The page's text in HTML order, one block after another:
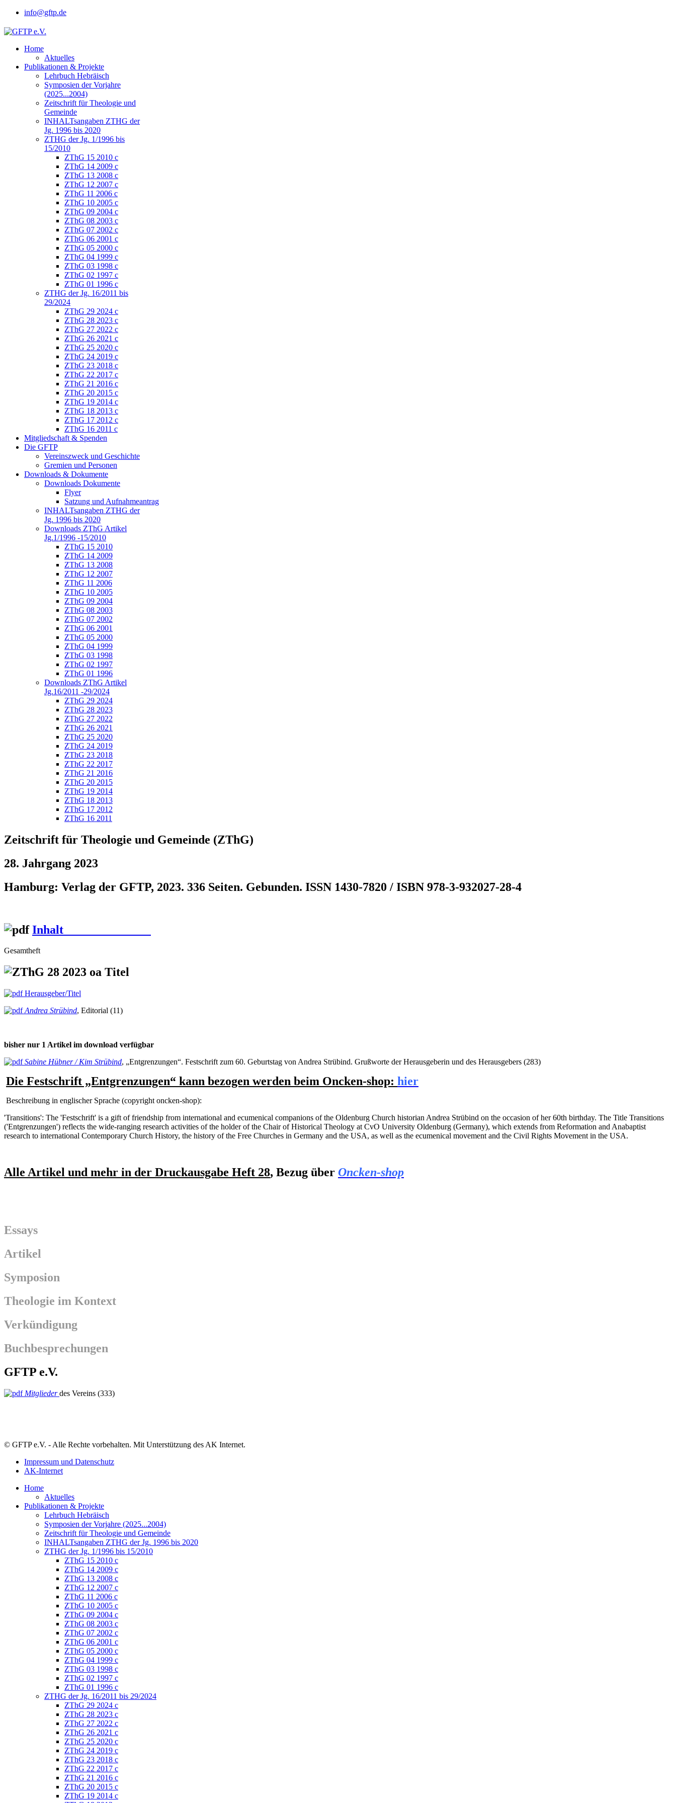
info@gftp.de
Home
Aktuelles
Publikationen & Projekte
Lehrbuch Hebräisch
Symposien der Vorjahre
(2025...2004)
Zeitschrift für Theologie und
Gemeinde
INHALTsangaben ZTHG der
Jg. 1996 bis 2020
ZTHG der Jg. 1/1996 bis
15/2010
ZThG 15 2010 c
ZThG 14 2009 c
ZThG 13 2008 c
ZThG 12 2007 c
ZThG 11 2006 c
ZThG 10 2005 c
ZThG 09 2004 c
ZThG 08 2003 c
ZThG 07 2002 c
ZThG 06 2001 c
ZThG 05 2000 c
ZThG 04 1999 c
ZThG 03 1998 c
ZThG 02 1997 c
ZThG 01 1996 c
ZTHG der Jg. 16/2011 bis
29/2024
ZThG 29 2024 c
ZThG 28 2023 c
ZThG 27 2022 c
ZThG 26 2021 c
ZThG 25 2020 c
ZThG 24 2019 c
ZThG 23 2018 c
ZThG 22 2017 c
ZThG 21 2016 c
ZThG 20 2015 c
ZThG 19 2014 c
ZThG 18 2013 c
ZThG 17 2012 c
ZThG 16 2011 c
Mitgliedschaft & Spenden
Die GFTP
Vereinszweck und Geschichte
Gremien und Personen
Downloads & Dokumente
Downloads Dokumente
Flyer
Satzung und Aufnahmeantrag
INHALTsangaben ZTHG der
Jg. 1996 bis 2020
Downloads ZThG Artikel
Jg.1/1996 -15/2010
ZThG 15 2010
ZThG 14 2009
ZThG 13 2008
ZThG 12 2007
ZThG 11 2006
ZThG 10 2005
ZThG 09 2004
ZThG 08 2003
ZThG 07 2002
ZThG 06 2001
ZThG 05 2000
ZThG 04 1999
ZThG 03 1998
ZThG 02 1997
ZThG 01 1996
Downloads ZThG Artikel
Jg.16/2011 -29/2024
ZThG 29 2024
ZThG 28 2023
ZThG 27 2022
ZThG 26 2021
ZThG 25 2020
ZThG 24 2019
ZThG 23 2018
ZThG 22 2017
ZThG 21 2016
ZThG 20 2015
ZThG 19 2014
ZThG 18 2013
ZThG 17 2012
ZThG 16 2011
Zeitschrift für Theologie und Gemeinde (ZThG)
28. Jahrgang 2023
Hamburg: Verlag der GFTP, 2023. 336 Seiten. Gebunden. ISSN 1430-7820 / ISBN 978-3-932027-28-4
Inhalt
Gesamtheft
Herausgeber/Titel
Andrea Strübind, Editorial (11)
bisher nur 1 Artikel im download verfügbar
Sabine Hübner / Kim Strübind, „Entgrenzungen“. Festschrift zum 60. Geburtstag von Andrea Strübind. Grußworte der Herausgeberin und des Herausgebers (283)
Die Festschrift „Entgrenzungen“ kann bezogen werden beim Oncken-shop: hier
Beschreibung in englischer Sprache (copyright oncken-shop):
'Transitions': The 'Festschrift' is a gift of friendship from international and ecumenical companions of the Oldenburg Church historian Andrea Strübind on the occasion of her 60th birthday. The Title Transitions
('Entgrenzungen') reflects the wide-ranging research activities of the holder of the Chair of Historical Theology at CvO University Oldenburg (Germany), which extends from Reformation and Anabaptist
research to international Contemporary Church History, the history of the Free Churches in Germany and the USA, as well as the ecumenical movement and the Civil Rights Movement in the USA.
Alle Artikel und mehr in der Druckausgabe Heft 28, Bezug über Oncken-shop
Essays
Artikel
Symposion
Theologie im Kontext
Verkündigung
Buchbesprechungen
GFTP e.V.
Mitgliederdes Vereins (333)
© GFTP e.V. - Alle Rechte vorbehalten. Mit Unterstützung des AK Internet.
Impressum und Datenschutz
AK-Internet
Home
Aktuelles
Publikationen & Projekte
Lehrbuch Hebräisch
Symposien der Vorjahre (2025...2004)
Zeitschrift für Theologie und Gemeinde
INHALTsangaben ZTHG der Jg. 1996 bis 2020
ZTHG der Jg. 1/1996 bis 15/2010
ZThG 15 2010 c
ZThG 14 2009 c
ZThG 13 2008 c
ZThG 12 2007 c
ZThG 11 2006 c
ZThG 10 2005 c
ZThG 09 2004 c
ZThG 08 2003 c
ZThG 07 2002 c
ZThG 06 2001 c
ZThG 05 2000 c
ZThG 04 1999 c
ZThG 03 1998 c
ZThG 02 1997 c
ZThG 01 1996 c
ZTHG der Jg. 16/2011 bis 29/2024
ZThG 29 2024 c
ZThG 28 2023 c
ZThG 27 2022 c
ZThG 26 2021 c
ZThG 25 2020 c
ZThG 24 2019 c
ZThG 23 2018 c
ZThG 22 2017 c
ZThG 21 2016 c
ZThG 20 2015 c
ZThG 19 2014 c